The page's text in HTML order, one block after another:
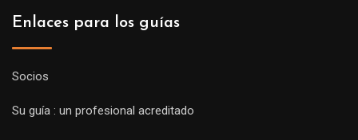
Enlaces para los guías
Socios
Su guía : un profesional acreditado